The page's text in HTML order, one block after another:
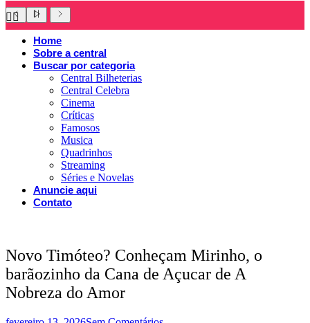
Home
Sobre a central
Buscar por categoria
Central Bilheterias
Central Celebra
Cinema
Críticas
Famosos
Musica
Quadrinhos
Streaming
Séries e Novelas
Anuncie aqui
Contato
Novo Timóteo? Conheçam Mirinho, o
barãozinho da Cana de Açucar de A
Nobreza do Amor